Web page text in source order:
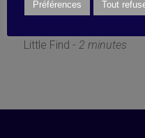
Little Find - 2 minutes
Préférences Tout